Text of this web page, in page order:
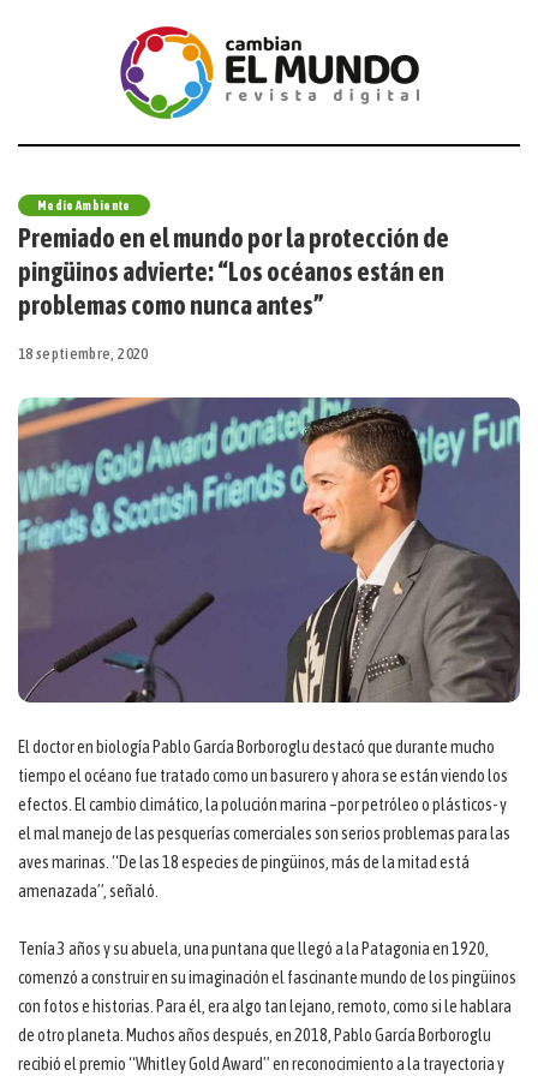
Medio Ambiente
Premiado en el mundo por la protección de
pingüinos advierte: “Los océanos están en
problemas como nunca antes”
18 septiembre, 2020
El doctor en biología Pablo García Borboroglu destacó que durante mucho
tiempo el océano fue tratado como un basurero y ahora se están viendo los
efectos. El cambio climático, la polución marina –por petróleo o plásticos- y
el mal manejo de las pesquerías comerciales son serios problemas para las
aves marinas. “De las 18 especies de pingüinos, más de la mitad está
amenazada”, señaló.
Tenía 3 años y su abuela, una puntana que llegó a la Patagonia en 1920,
comenzó a construir en su imaginación el fascinante mundo de los pingüinos
con fotos e historias. Para él, era algo tan lejano, remoto, como si le hablara
de otro planeta. Muchos años después, en 2018, Pablo García Borboroglu
recibió el premio “Whitley Gold Award” en reconocimiento a la trayectoria y